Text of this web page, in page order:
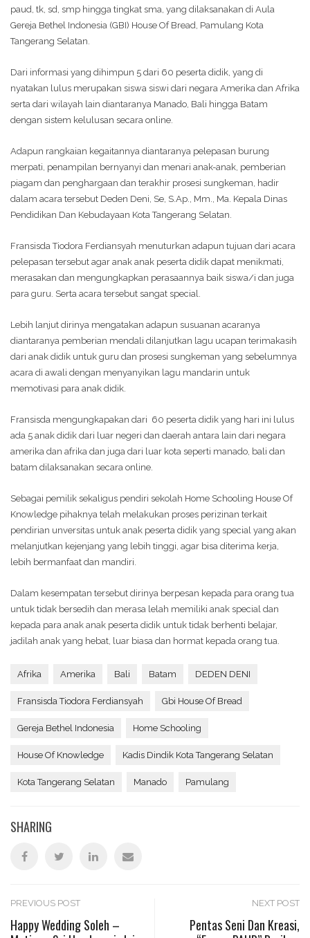
paud, tk, sd, smp hingga tingkat sma, yang dilaksanakan di Aula
Gereja Bethel Indonesia (GBI) House Of Bread, Pamulang Kota
Tangerang Selatan.
Dari informasi yang dihimpun 5 dari 60 peserta didik, yang di
nyatakan lulus merupakan siswa siswi dari negara Amerika dan Afrika
serta dari wilayah lain diantaranya Manado, Bali hingga Batam
dengan sistem kelulusan secara online.
Adapun rangkaian kegaitannya diantaranya pelepasan burung
merpati, penampilan bernyanyi dan menari anak-anak, pemberian
piagam dan penghargaan dan terakhir prosesi sungkeman, hadir
dalam acara tersebut Deden Deni, Se, S.Ap., Mm., Ma. Kepala Dinas
Pendidikan Dan Kebudayaan Kota Tangerang Selatan.
Fransisda Tiodora Ferdiansyah menuturkan adapun tujuan dari acara
pelepasan tersebut agar anak anak peserta didik dapat menikmati,
merasakan dan mengungkapkan perasaannya baik siswa/i dan juga
para guru. Serta acara tersebut sangat special.
Lebih lanjut dirinya mengatakan adapun susuanan acaranya
diantaranya pemberian mendali dilanjutkan lagu ucapan terimakasih
dari anak didik untuk guru dan prosesi sungkeman yang sebelumnya
acara di awali dengan menyanyikan lagu mandarin untuk
memotivasi para anak didik.
Fransisda mengungkapakan dari 60 peserta didik yang hari ini lulus
ada 5 anak didik dari luar negeri dan daerah antara lain dari negara
amerika dan afrika dan juga dari luar kota seperti manado, bali dan
batam dilaksanakan secara online.
Sebagai pemilik sekaligus pendiri sekolah Home Schooling House Of
Knowledge pihaknya telah melakukan proses perizinan terkait
pendirian unversitas untuk anak peserta didik yang special yang akan
melanjutkan kejenjang yang lebih tinggi, agar bisa diterima kerja,
lebih bermanfaat dan mandiri.
Dalam kesempatan tersebut dirinya berpesan kepada para orang tua
untuk tidak bersedih dan merasa lelah memiliki anak special dan
kepada para anak anak peserta didik untuk tidak berhenti belajar,
jadilah anak yang hebat, luar biasa dan hormat kepada orang tua.
Afrika Amerika Bali Batam DEDEN DENI
Fransisda Tiodora Ferdiansyah Gbi House Of Bread
Gereja Bethel Indonesia Home Schooling
House Of Knowledge Kadis Dindik Kota Tangerang Selatan
Kota Tangerang Selatan Manado Pamulang
SHARING
Post
PREVIOUS POST
Happy Wedding Soleh –
NEXT POST
Pentas Seni Dan Kreasi,